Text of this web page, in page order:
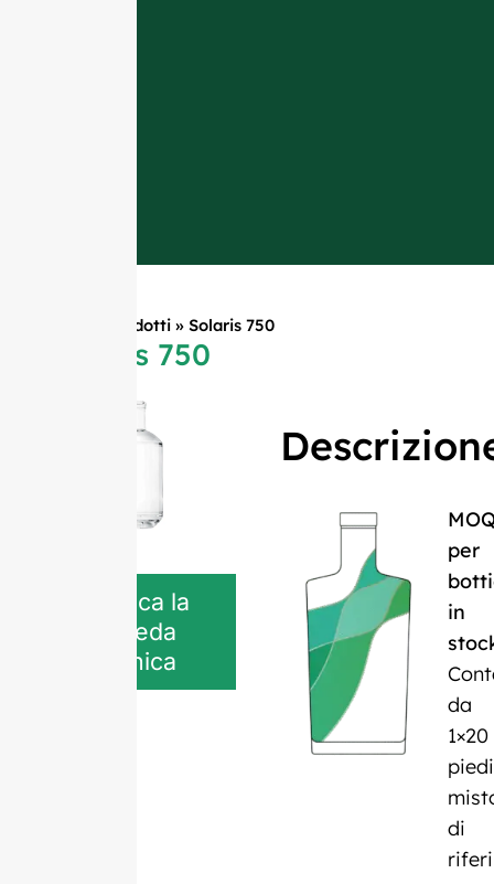
Prodotti» Solaris 750
Solaris 750
Scarica la
scheda
tecnica
per
in
da
1×20
piedi
di